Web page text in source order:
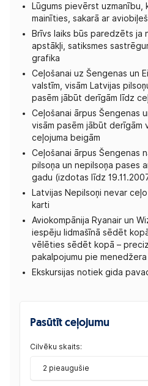
Lūgums pievērst uzmanību,
mainīties, sakarā ar
Brīvs laiks būs paredzēts ja
apstākļi, satiksmes
grafika
Ceļošanai uz Šengenas un
valstīm, visām Latvijas
pasēm jābūt derīgām līdz
Ceļošanai ārpus Šengenas
visām pasēm jābūt derīgām
ceļojuma beigām
Ceļošanai ārpus Šengenas
pilsoņa un nepilsoņa pases
gadu (izdotas līdz
Latvijas Nepilsoņi nevar
karti
Aviokompānija Ryanair un
iespēju lidmašīnā sēdēt
vēlēties sēdēt kopā –
pakalpojumu pie menedžera
Ekskursijas notiek gida
Pasūtīt ceļojumu
Cilvēku skaits:
2 pieaugušie